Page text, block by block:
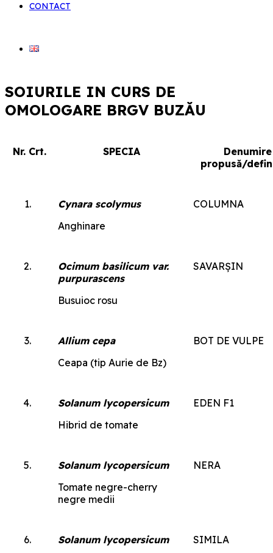
CONTACT
SOIURILE IN CURS DE
OMOLOGARE BRGV BUZĂU
Nr. Crt. SPECIA
Denumire
propusă/
Cynara scolymus
Anghinare
COLUMNA
Ocimum basilicum var.
purpurascens
Busuioc rosu
SAVARȘIN
Allium cepa
Ceapa (tip Aurie de Bz)
BOT DE VULPE
Solanum lycopersicum
Hibrid de tomate
EDEN F1
Solanum lycopersicum
Tomate negre-cherry
negre medii
NERA
Solanum lycopersicum
SIMILA